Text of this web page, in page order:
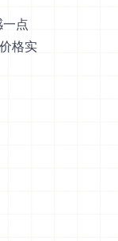
点
格实